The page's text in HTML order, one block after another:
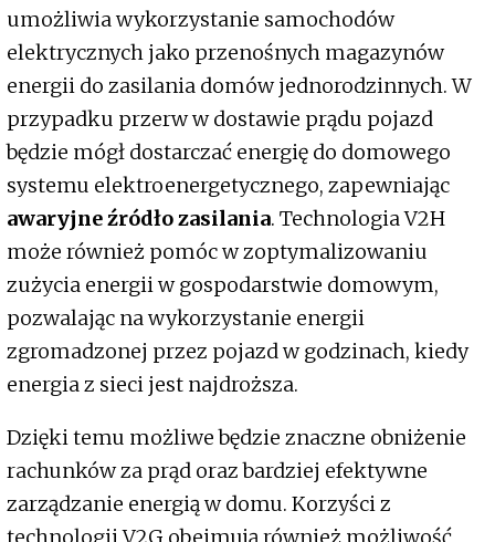
umożliwia wykorzystanie samochodów
elektrycznych jako przenośnych magazynów
energii do zasilania domów jednorodzinnych. W
przypadku przerw w dostawie prądu pojazd
będzie mógł dostarczać energię do domowego
systemu elektroenergetycznego, zapewniając
awaryjne źródło zasilania. Technologia V2H
może również pomóc w zoptymalizowaniu
zużycia energii w gospodarstwie domowym,
pozwalając na wykorzystanie energii
zgromadzonej przez pojazd w godzinach, kiedy
energia z sieci jest najdroższa.
Dzięki temu możliwe będzie znaczne obniżenie
rachunków za prąd oraz bardziej efektywne
zarządzanie energią w domu. Korzyści z
technologii V2G obejmują również możliwość